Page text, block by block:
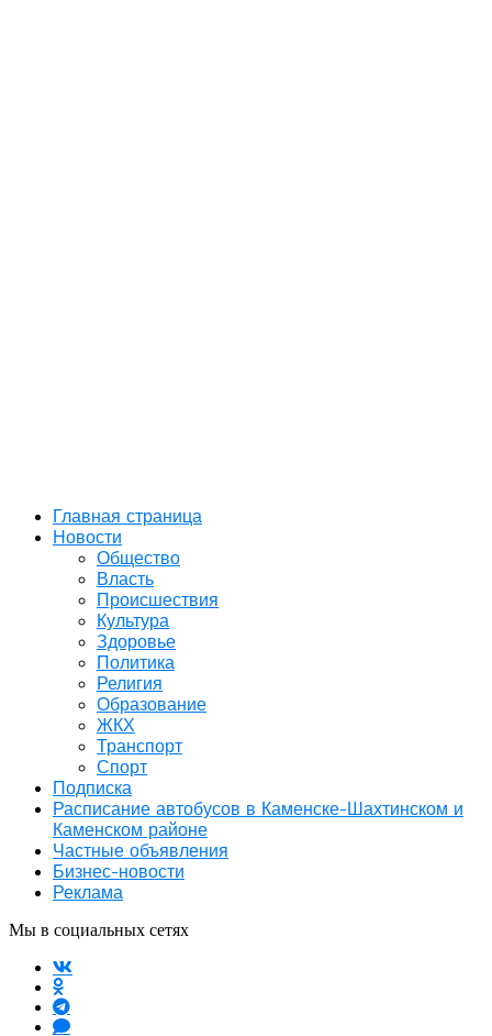
Главная страница
Новости
Общество
Власть
Происшествия
Культура
Здоровье
Политика
Религия
Образование
ЖКХ
Транспорт
Спорт
Подписка
Расписание автобусов в Каменске-Шахтинском и
Каменском районе
Частные объявления
Бизнес-новости
Реклама
Мы в социальных сетях